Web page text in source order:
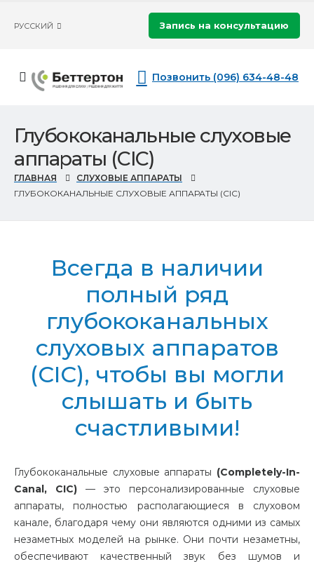
РУССКИЙ Запись на консультацию
Позвонить (096) 634-48-48
Глубококанальные слуховые
аппараты (CIC)
ГЛАВНАЯ
СЛУХОВЫЕ АППАРАТЫ
ГЛУБОКОКАНАЛЬНЫЕ СЛУХОВЫЕ АППАРАТЫ (CIC)
Всегда в наличии
полный ряд
глубококанальных
слуховых аппаратов
(CIC), чтобы вы могли
слышать и быть
счастливыми!
Глубококанальные слуховые аппараты (Completely-In-
Canal, CIC) — это персонализированные слуховые
аппараты, полностью располагающиеся в слуховом
канале, благодаря чему они являются одними из самых
незаметных моделей на рынке. Они почти незаметны,
обеспечивают качественный звук без шумов и